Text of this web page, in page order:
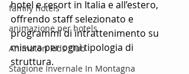
family hotels
animazione per hotels
Animatori kids club
Stagione Invernale In Montagna
hotel e resort in Italia e all’estero,
offrendo staff selezionato e
programmi di intrattenimento su
misura per ogni tipologia di
struttura.